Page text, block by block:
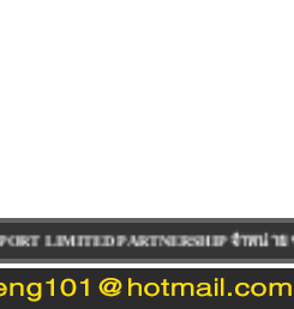
จำหน่าย ซ่อม รถยก ( ฟอร์คลิฟท์